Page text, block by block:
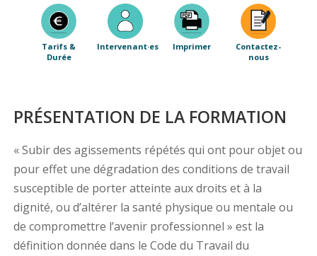
Tarifs &
Durée
Intervenant·es Imprimer
Contactez-
nous
PRÉSENTATION DE LA FORMATION
« Subir des agissements répétés qui ont pour objet ou
pour effet une dégradation des conditions de travail
susceptible de porter atteinte aux droits et à la
dignité, ou d’altérer la santé physique ou mentale ou
de compromettre l’avenir professionnel » est la
définition donnée dans le Code du Travail du